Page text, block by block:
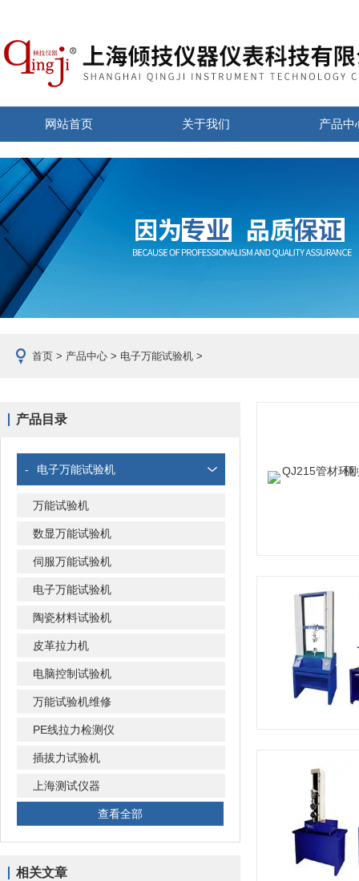
网站首页 关于我们 产品中
首页 > 产品中心 > 电子万能试验机 >
产品目录
- 电子万能试验机
万能试验机
数显万能试验机
伺服万能试验机
电子万能试验机
陶瓷材料试验机
皮革拉力机
电脑控制试验机
万能试验机维修
PE线拉力检测仪
插拔力试验机
上海测试仪器
查看全部
相关文章